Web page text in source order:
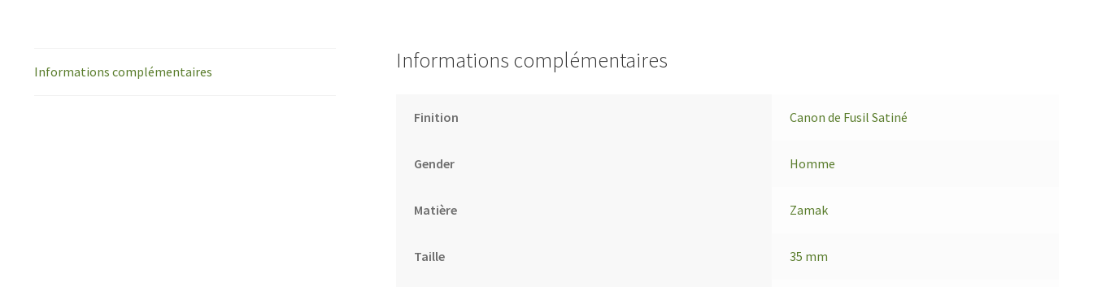
Informations complémentaires Informations complémentaires
Finition Canon de Fusil Satiné
Gender Homme
Matière Zamak
Taille 35 mm